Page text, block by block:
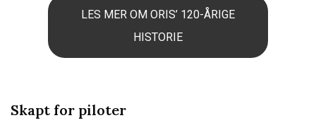
LES MER OM ORIS’ 120-ÅRIGE
HISTORIE
Skapt for piloter